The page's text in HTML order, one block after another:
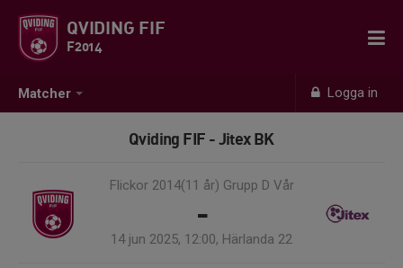
Matcher Logga in
QVIDING FIF
F2014
Qviding FIF - Jitex BK
Flickor 2014(11 år) Grupp D Vår
-
14 jun 2025, 12:00, Härlanda 22